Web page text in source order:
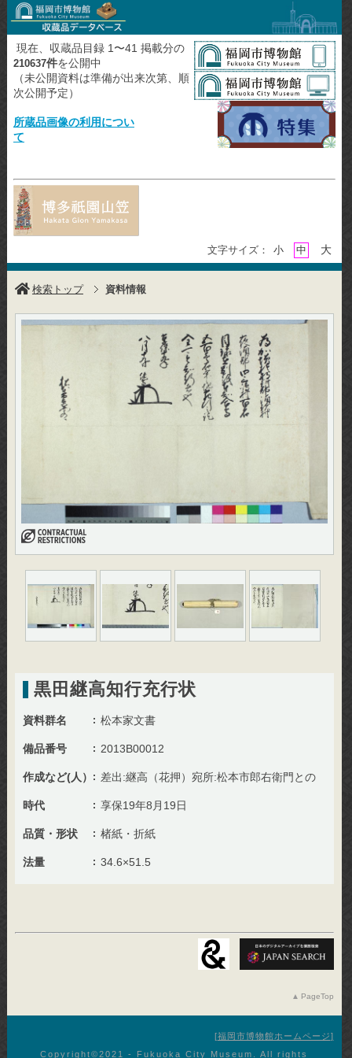
現在、収蔵品目録 1〜41 掲載分の
210637件を公開中
（未公開資料は準備が出来次第、順
次公開予定）
所蔵品画像の利用につい
て
文字サイズ： 小 中 大
検索トップ 資料情報
黒田継高知行充行状
資料群名 松本家文書
備品番号 2013B00012
作成など(人） 差出:継高（花押）宛所:松本市郎右衛門との
時代 享保19年8月19日
品質・形状 楮紙・折紙
法量 34.6×51.5
PageTop
福岡市博物館ホームページ
Copyright©︎2021 - Fukuoka City Museum. All rights